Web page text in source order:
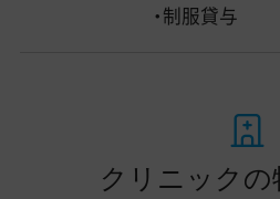
・制服貸与
クリニックの